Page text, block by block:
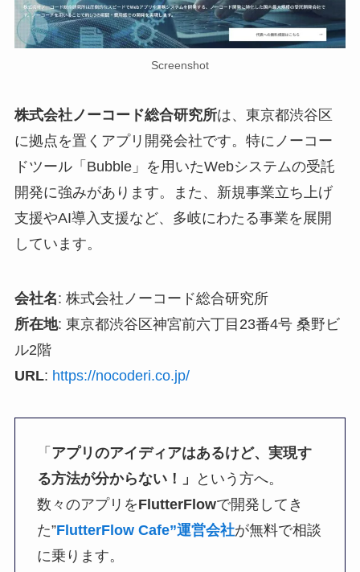
Screenshot
株式会社ノーコード総合研究所は、東京都渋谷区
に拠点を置くアプリ開発会社です。特にノーコー
ドツール「Bubble」を用いたWebシステムの受託
開発に強みがあります。また、新規事業立ち上げ
支援やAI導入支援など、多岐にわたる事業を展開
しています。
会社名: 株式会社ノーコード総合研究所
所在地: 東京都渋谷区神宮前六丁目23番4号 桑野ビ
ル2階
URL: https://nocoderi.co.jp/
「 アプリのアイディアはあるけど、実現す
る方法が分からない！」
という方へ。
数々のアプリをFlutterFlowで開発してき
た”FlutterFlow Cafe”運営会社が無料で相談
に乗ります。